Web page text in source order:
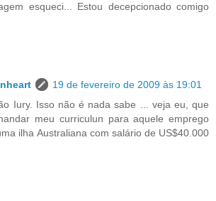
esqueci... Estou decepcionado comigo
19 de fevereiro de 2009 às 19:01
Iury. Isso não é nada sabe ... veja eu, que
meu curriculun para aquele emprego
ilha Australiana com salário de US$40.000